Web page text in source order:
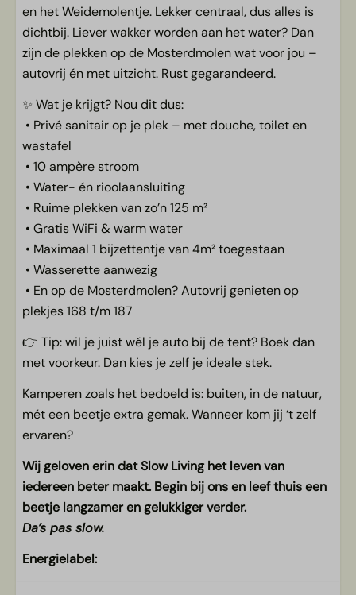
en het Weidemolentje. Lekker centraal, dus alles is
dichtbij. Liever wakker worden aan het water? Dan
zijn de plekken op de Mosterdmolen wat voor jou –
autovrij én met uitzicht. Rust gegarandeerd.
✨ Wat je krijgt? Nou dit dus:
• Privé sanitair op je plek – met douche, toilet en
wastafel
• 10 ampère stroom
• Water- én rioolaansluiting
• Ruime plekken van zo’n 125 m²
• Gratis WiFi & warm water
• Maximaal 1 bijzettentje van 4m² toegestaan
• Wasserette aanwezig
• En op de Mosterdmolen? Autovrij genieten op
plekjes 168 t/m 187
👉 Tip: wil je juist wél je auto bij de tent? Boek dan
met voorkeur. Dan kies je zelf je ideale stek.
Kamperen zoals het bedoeld is: buiten, in de natuur,
mét een beetje extra gemak. Wanneer kom jij ‘t zelf
ervaren?
Wij geloven erin dat Slow Living het leven van
iedereen beter maakt. Begin bij ons en leef thuis een
beetje langzamer en gelukkiger verder.
Da’s pas slow.
Energielabel: